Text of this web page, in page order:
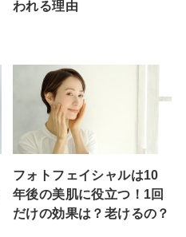
われる理由
フォトフェイシャルは10
年後の美肌に役立つ！1回
だけの効果は？老けるの？